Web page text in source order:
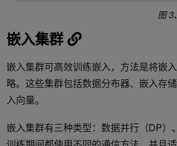
图 3
嵌入集群
嵌入集群可高效训练嵌入，方法是将嵌
略。这些集群包括数据分布器、嵌入存
入向量。
嵌入集群有三种类型：数据并行（DP